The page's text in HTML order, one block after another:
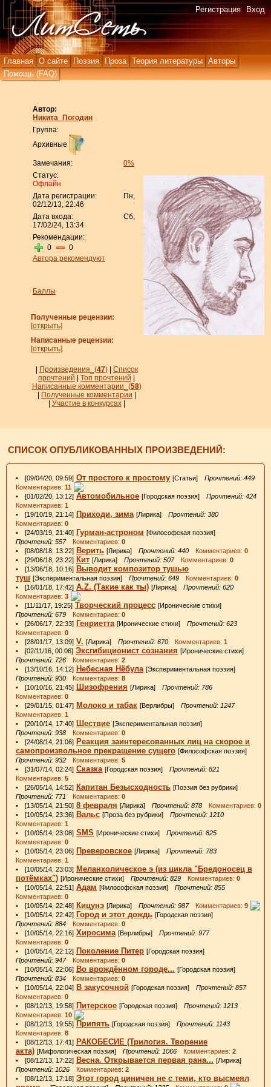
Главная О сайте Поэзия Проза Теория литературы
Авторы
Помощь (FAQ)
Регистрация Вход
Автор:
Никита_Погодин
Группа:
Архивные
Замечания:
0%
Статус:
Офлайн
Дата регистрации:
Пн,
02/12/13, 22:46
Дата входа:
Сб,
17/02/24, 13:34
Рекомендации:
0
0
Автора рекомендуют
Баллы
Полученные рецензии:
[открыть]
Написанные рецензии:
[открыть]
Произведения_ (47)
Список
прочтений
Топ прочтений
Написанные комментарии_ (58)
Полученные комментарии
Участие в конкурсах|
СПИСОК ОПУБЛИКОВАННЫХ ПРОИЗВЕДЕНИЙ:
• [09/04/20, 09:59] От простого к простому [Статьи] Прочтений: 449
Комментариев: 11
• [01/02/20, 13:12] Автомобильное [Городская поэзия] Прочтений: 424
Комментариев: 1
• [19/10/19, 21:14] Приходи, зима [Лирика] Прочтений: 380
Комментариев: 0
• [24/03/19, 21:40] Гурман-астроном [Философская поэзия]
Прочтений: 557Комментариев: 0
• [08/08/18, 13:22] Верить [Лирика] Прочтений: 440 Комментариев: 0
• [29/06/18, 23:22] Кит [Лирика] Прочтений: 507Комментариев: 0
• [13/06/18, 10:16] Выводит композитор тушью
туш [Экспериментальная поэзия] Прочтений: 649 Комментариев: 0
• [16/01/18, 17:42] A.Z. (Такие как ты) [Лирика] Прочтений: 620
Комментариев: 3
• [11/11/17, 19:25] Творческий процесс [Иронические стихи]
Прочтений: 679 Комментариев: 0
• [26/06/17, 22:33] Генриетта [Иронические стихи] Прочтений: 623
Комментариев: 0
• [28/01/17, 13:09] V. [Лирика] Прочтений: 670 Комментариев: 1
• [02/11/16, 00:06] Эксгибиционист сознания [Иронические стихи]
Прочтений: 726 Комментариев: 2
• [13/10/16, 14:12] Небесная Нёбула [Экспериментальная поэзия]
Прочтений: 930 Комментариев: 8
• [10/10/16, 21:45] Шизофрения [Лирика] Прочтений: 786
Комментариев: 0
• [29/01/15, 01:47] Молоко и табак [Верлибры] Прочтений: 1247
Комментариев: 1
• [20/10/14, 17:40] Шествие [Экспериментальная поэзия]
Прочтений: 938 Комментариев: 0
• [24/08/14, 21:06] Реакция заинтересованных лиц на скорое и
самопроизвольное прекращение сущего [Философская поэзия]
Прочтений: 932 Комментариев: 5
• [31/07/14, 02:24] Сказка [Городская поэзия] Прочтений: 821
Комментариев: 5
• [26/05/14, 14:52] Капитан Безысходность [Поэзия без рубрики]
Прочтений: 771 Комментариев: 0
• [13/05/14, 21:50] 8 февраля [Лирика] Прочтений: 878 Комментариев: 0
• [10/05/14, 23:36] Вальс [Проза без рубрики] Прочтений: 1210
Комментариев: 1
• [10/05/14, 23:08] SMS [Иронические стихи] Прочтений: 825
Комментариев: 0
• [10/05/14, 23:06] Преверовское [Лирика] Прочтений: 783
Комментариев: 1
• [10/05/14, 23:03] Меланхолическое э (из цикла "Бредоносец в
потёмках") [Иронические стихи] Прочтений: 829 Комментариев: 0
• [10/05/14, 22:51] Адам [Философская поэзия] Прочтений: 855
Комментариев: 0
• [10/05/14, 22:48] Кицунэ [Лирика] Прочтений: 987Комментариев: 9
• [10/05/14, 22:42] Город и этот дождь [Городская поэзия]
Прочтений: 884 Комментариев: 0
• [10/05/14, 22:16] Хиросима [Верлибры] Прочтений: 977
Комментариев: 0
• [10/05/14, 22:12] Поколение Питер [Городская поэзия]
Прочтений: 947Комментариев: 0
• [10/05/14, 22:06] Во врождённом городе... [Городская поэзия]
Прочтений: 834 Комментариев: 0
• [10/05/14, 22:04] В закусочной [Городская поэзия] Прочтений: 857
Комментариев: 0
• [08/12/13, 19:58] Питерское [Городская поэзия] Прочтений: 1213
Комментариев: 10
• [08/12/13, 19:55] Припять [Городская поэзия] Прочтений: 1143
Комментариев: 8
• [08/12/13, 17:41] РАКОБЕСИЕ (Трилогия. Творение
акта) [Мифологическая поэзия] Прочтений: 1066 Комментариев: 2
• [08/12/13, 17:22] Весна. Открывается первая рана... [Лирика]
Прочтений: 1026 Комментариев: 2
• [08/12/13, 17:18] Этот город циничен не с теми, кто высмеял